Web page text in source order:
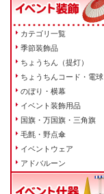
カテゴリ一覧
季節装飾品
ちょうちん（提灯）
ちょうちんコード・電球
のぼり・横幕
イベント装飾用品
国旗・万国旗・三角旗
毛氈・野点傘
イベントウェア
アドバルーン